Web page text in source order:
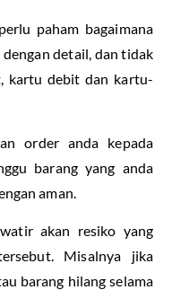
paham bagaimana
detail, dan tidak
kartu debit dan kartu-
order anda kepada
barang yang anda
aman.
akan resiko yang
Misalnya jika
barang hilang selama